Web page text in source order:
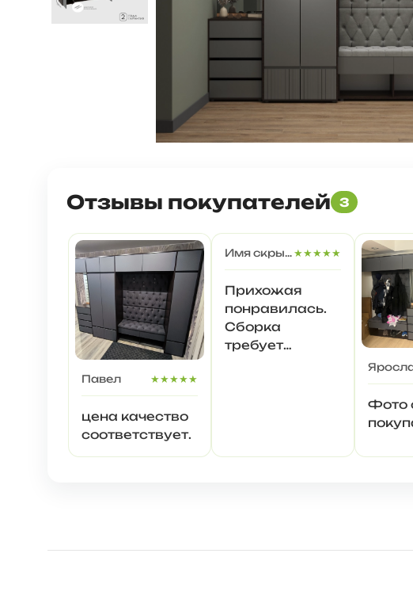
Отзывы покупателей 3
Павел ★★★★★
цена качество
соответствует.
Имя скрыто★★★★★
Прихожая
понравилась.
Сборка
требует
Фото